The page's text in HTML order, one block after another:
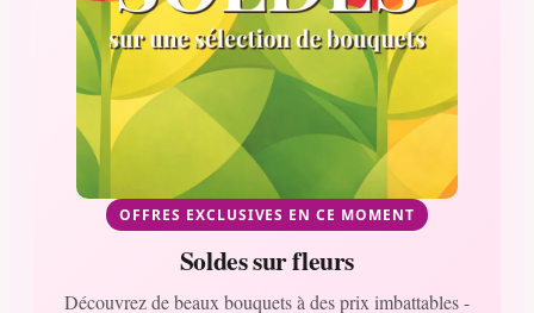
OFFRES EXCLUSIVES EN CE MOMENT
Soldes sur fleurs
Découvrez de beaux bouquets à des prix imbattables -